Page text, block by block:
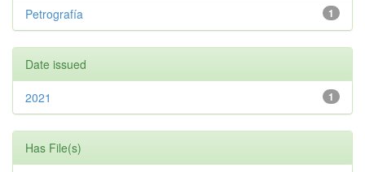
1
Petrografía
Date issued
1
2021
Has File(s)